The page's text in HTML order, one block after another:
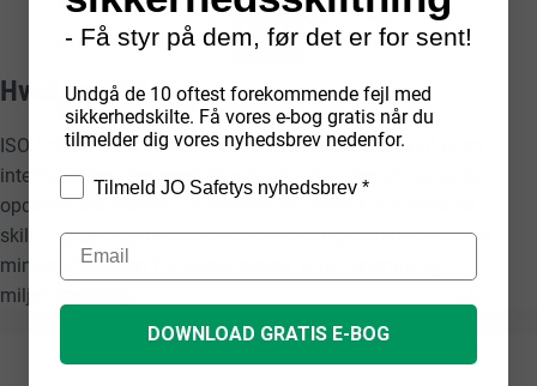
Hvad er ISO?
ISO (International Organization for Standardization) er en
internationale organisation, der arbejder med at skabe og
opdatere standarder. Standarder der sikrer f.eks. ensartet
skiltning, der forstås af alle uanset sprogkundskaber, dette
mindsker risikoen for personskade, sundhedsfare og
miljøforurening.
- Få styr på dem, før det er for sent!
Undgå de 10 oftest forekommende fejl med
sikkerhedskilte. Få vores e-bog gratis når du
tilmelder dig vores nyhedsbrev nedenfor.
Tilmeld JO Safetys nyhedsbrev *
DOWNLOAD GRATIS E-BOG